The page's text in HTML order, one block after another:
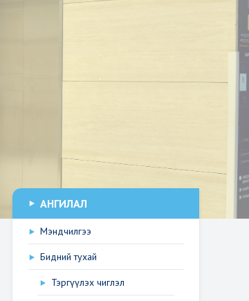
АНГИЛАЛ
Мэндчилгээ
Бидний тухай
Тэргүүлэх чиглэл